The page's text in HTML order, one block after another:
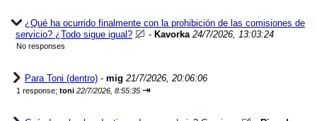
¿Qué ha ocurrido finalmente con la prohibición de las comisiones de
servicio? ¿Todo sigue igual?
- Kavorka 24/7/2026, 13:03:24
No responses
Para Toni (dentro) - mig 21/7/2026, 20:06:06
1 response; toni 22/7/2026, 8:55:35 ⇥